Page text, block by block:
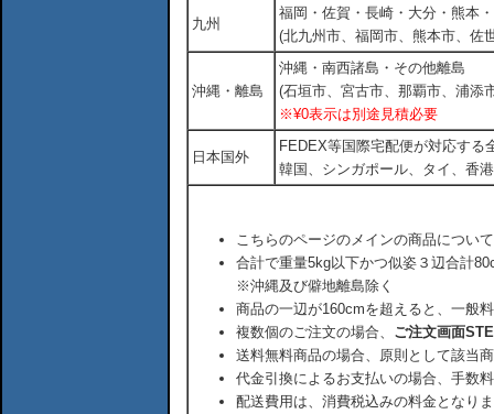
九州
福岡・佐賀・長崎・大分・熊本
(北九州市、福岡市、熊本市、佐
沖縄・離島
沖縄・南西諸島・その他離島
(石垣市、宮古市、那覇市、浦添
※¥0表示は別途見積必要
日本国外
FEDEX等国際宅配便が対応す
韓国、シンガポール、タイ、香
こちらのページのメインの商品につい
合計で重量5kg以下かつ似姿３辺合計
※沖縄及び僻地離島除く
商品の一辺が160cmを超えると、一般
複数個のご注文の場合、 ご注文画面
送料無料商品の場合、原則として該当
代金引換によるお支払いの場合、手数
配送費用は、消費税込みの料金となり